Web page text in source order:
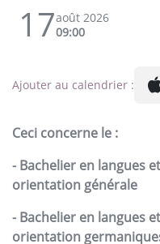
17août 2026
09:00
Ajouter au calendrier :
Ceci concerne le :
- Bachelier en langues
orientation générale
- Bachelier en langues
orientation